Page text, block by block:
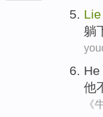
Lie
躺
He
他
《